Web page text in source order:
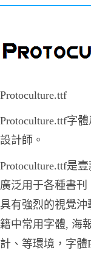
Protoculture.ttf
Protoculture.ttf字
設計師。
Protoculture.ttf是
廣泛用于各種書刊
具有強烈的視覺沖
籍中常用字體, 海
計、等環境，字體